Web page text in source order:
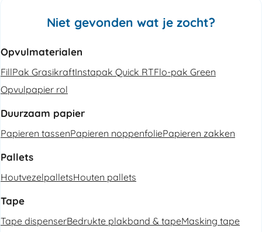
Niet gevonden wat je zocht?
Opvulmaterialen
FillPak GrasikraftInstapak Quick RTFlo-pak Green
Opvulpapier rol
Duurzaam papier
Papieren tassenPapieren noppenfoliePapieren zakken
Pallets
HoutvezelpalletsHouten pallets
Tape
Tape dispenserBedrukte plakband & tapeMasking tape